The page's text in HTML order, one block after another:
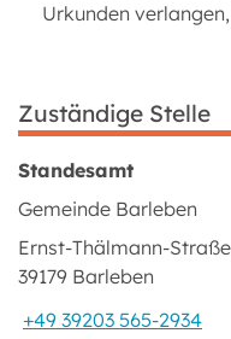
Urkunden
Zuständige Stelle
Standesamt
Gemeinde Barleben
Ernst-Thälmann-
39179 Barleben
+49 39203 565-2934